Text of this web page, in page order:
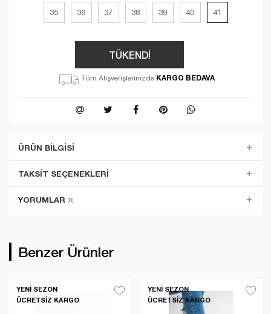
35 36 37 38 39 40 41
TÜKENDİ
Tüm Alışverişlerinizde KARGO BEDAVA
ÜRÜN BILGISI
TAKSIT SEÇENEKLERI
YORUMLAR (0)
Benzer Ürünler
YENI SEZON
ÜCRETSIZ KARGO
YENI SEZON
ÜCRETSIZ KARGO